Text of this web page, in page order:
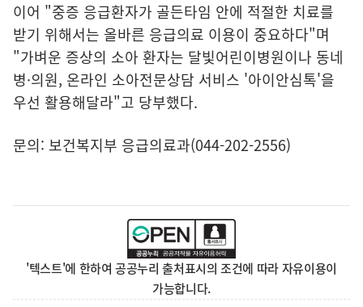
이어 "중증 응급환자가 골든타임 안에 적절한 치료를
받기 위해서는 올바른 응급의료 이용이 중요하다"며
"가벼운 증상의 소아 환자는 달빛어린이병원이나 동네
병·의원, 온라인 소아전문상담 서비스 '아이안심톡'을
우선 활용해달라"고 당부했다.
문의: 보건복지부 응급의료과(044-202-2556)
'텍스트'에 한하여 공공누리 출처표시의 조건에 따라 자유이용이
가능합니다.